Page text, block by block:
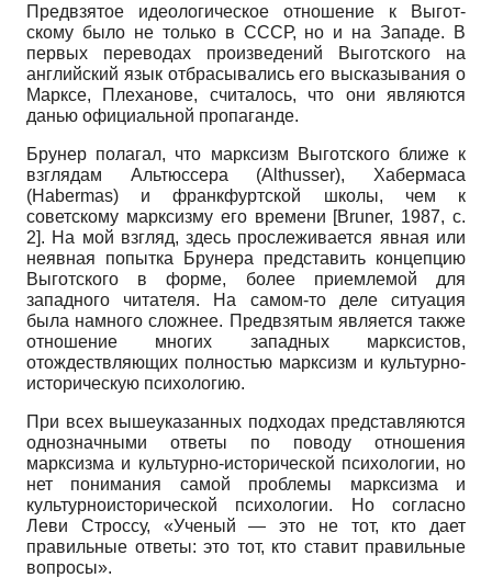
Предвзятое идеологическое отношение к Выгот­
скому было не только в СССР, но и на Западе. В
первых переводах произведений Выготского на
английский язык отбрасывались его высказывания о
Марксе, Плеханове, считалось, что они являются
данью официальной пропаганде.
Брунер полагал, что марксизм Выготского ближе к
взглядам Альтюссера (Althusser), Хабермаса
(Habermas) и франкфуртской школы, чем к
советскому марксизму его времени [Bruner, 1987, с.
2]. На мой взгляд, здесь прослеживается явная или
неявная попытка Брунера представить концепцию
Выгот­ского в форме, более приемлемой для
западного читателя. На самом-то деле ситуация
была намного сложнее. Предвзятым является также
отношение многих западных марксистов,
отождествляющих полностью марксизм и культурно-
историческую психологию.
При всех вышеуказанных подходах представляются
однозначными ответы по поводу отношения
марксизма и культурно-исторической психологии, но
нет понимания самой проблемы марксизма и
культурно­исторической психологии. Но согласно
Леви Строссу, «Ученый — это не тот, кто дает
правильные ответы: это тот, кто ставит правильные
вопросы».